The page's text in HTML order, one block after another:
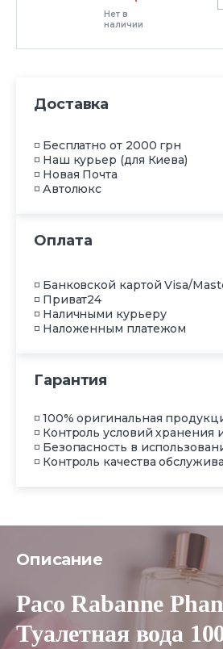
Нет в
наличии
Доставка
◽ Бесплатно от 2000 грн
◽ Наш курьер (для Киева)
◽ Новая Почта
◽ Автолюкс
Оплата
◽ Банковской картой Visa/
◽ Приват24
◽ Наличными курьеру
◽ Наложенным платежом
Гарантия
◽ 100% оригинальная
◽ Контроль условий хранения
◽ Безопасность в
◽ Контроль качества
Описание
Paco Rabanne
Туалетная вода